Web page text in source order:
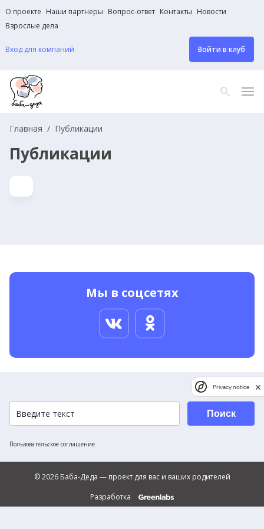
О проекте Наши партнеры Вопрос-ответ Контакты Новости
Взрослые дела
Вход для компаний Войти в клуб
Главная Публикации
Публикации
Мы в соцсетях
Пользовательское соглашение
Поиск
© 2026 Баба-Деда — проект для вас и ваших родителей
Разработка
Privacy notice